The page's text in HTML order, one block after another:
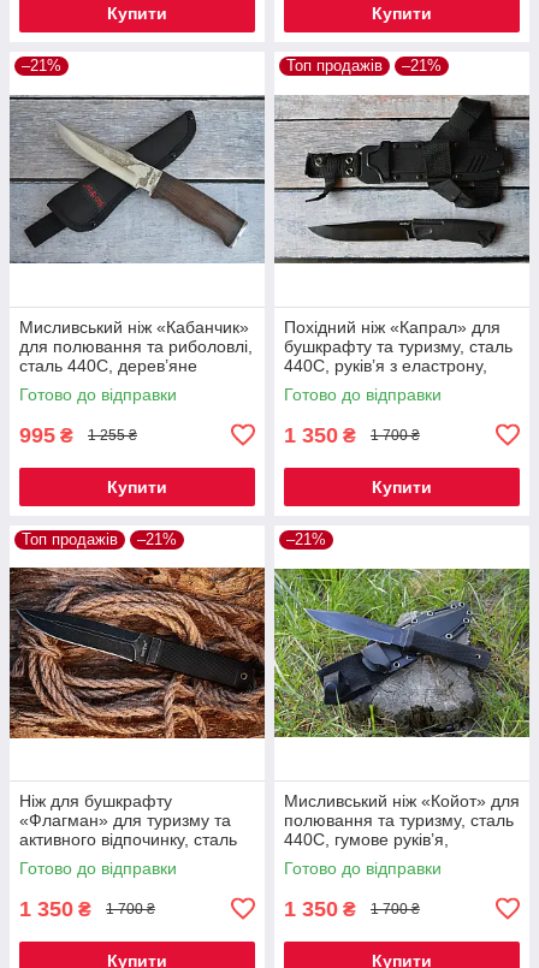
Купити Купити
–21%
Мисливський ніж «Кабанчик»
для полювання та риболовлі,
сталь 440C, дерев’яне
руків’я, тканинний чохол
Готово до відправки
995 ₴ 1 255 ₴
Купити
Топ продажів –21%
Похідний ніж «Капрал» для
бушкрафту та туризму, сталь
440C, руків’я з еластрону,
пластиковий чохол
Готово до відправки
1 350 ₴ 1 700 ₴
Купити
Топ продажів –21%
Ніж для бушкрафту
«Флагман» для туризму та
активного відпочинку, сталь
440C, гумове руків’я, чохол
Cordura
Готово до відправки
1 350 ₴ 1 700 ₴
Купити
–21%
Мисливський ніж «Койот» для
полювання та туризму, сталь
440C, гумове руків’я,
пластиковий чохол
Готово до відправки
1 350 ₴ 1 700 ₴
Купити